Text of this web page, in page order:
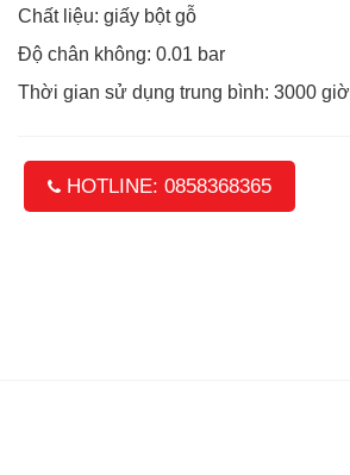
Chất liệu: giấy bột gỗ
Độ chân không: 0.01 bar
Thời gian sử dụng trung bình: 3000 giờ
HOTLINE: 0858368365